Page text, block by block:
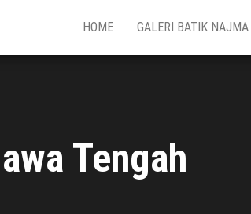
HOME GALERI BATIK NAJMA
Tengah